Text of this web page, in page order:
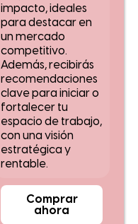
impacto, ideales
para destacar en
un mercado
competitivo.
Además, recibirás
recomendaciones
clave para iniciar o
fortalecer tu
espacio de trabajo,
con una visión
estratégica y
rentable.
Comprar
ahora